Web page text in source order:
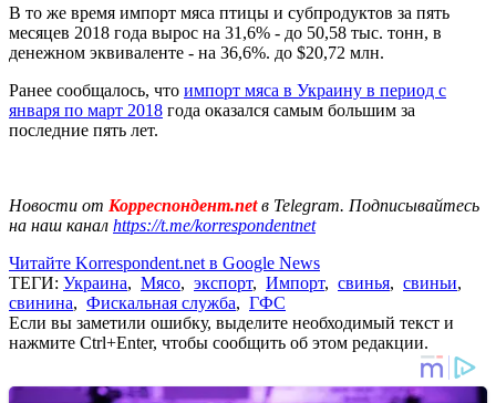
В то же время импорт мяса птицы и субпродуктов за пять
месяцев 2018 года вырос на 31,6% - до 50,58 тыс. тонн, в
денежном эквиваленте - на 36,6%. до $20,72 млн.
Ранее сообщалось, что импорт мяса в Украину в период с
января по март 2018 года оказался самым большим за
последние пять лет.
Новости от Корреспондент.netв Telegram. Подписывайтесь
на наш канал https://t.me/korrespondentnet
Читайте Korrespondent.net в Google News
ТЕГИ: Украина, Мясо, экспорт, Импорт, свинья, свиньи,
свинина, Фискальная служба, ГФС
Если вы заметили ошибку, выделите необходимый текст и
нажмите Ctrl+Enter, чтобы сообщить об этом редакции.